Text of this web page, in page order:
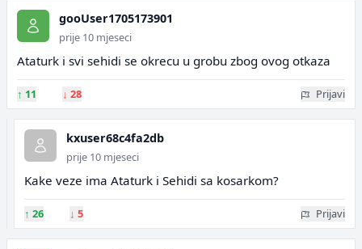
gooUser1705173901
prije 10 mjeseci
Ataturk i svi sehidi se okrecu u grobu zbog ovog otkaza
↑ 11 ↓ 28 Prijavi
kxuser68c4fa2db
prije 10 mjeseci
Kake veze ima Ataturk i Sehidi sa kosarkom?
↑ 26 ↓ 5 Prijavi